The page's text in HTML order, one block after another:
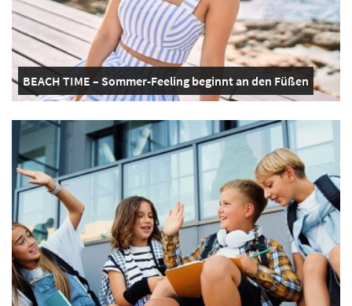
BEACH TIME – Sommer-Feeling beginnt an den Füßen